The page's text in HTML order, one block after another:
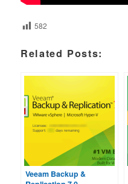
582
Related Posts:
Veeam Backup &